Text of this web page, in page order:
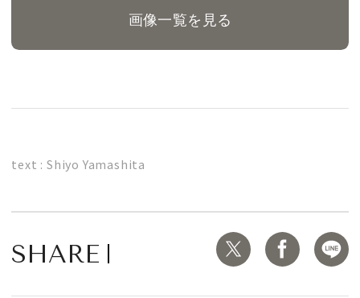
画像一覧を見る
text : Shiyo Yamashita
SHARE